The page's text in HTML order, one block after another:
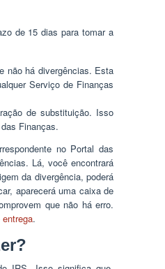
de 15 dias para tomar a
não há divergências. Esta
Serviço de Finanças
de substituição. Isso
Finanças.
no Portal das
Lá, você encontrará
da divergência, poderá
aparecerá uma caixa de
que não há erro.
entrega.